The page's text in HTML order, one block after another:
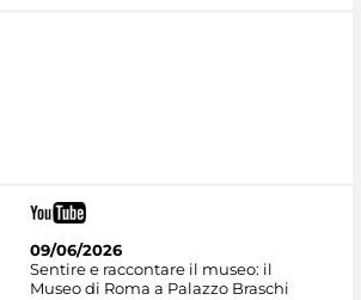
09/06/2026
Sentire e raccontare il museo: il
Museo di Roma a Palazzo Braschi